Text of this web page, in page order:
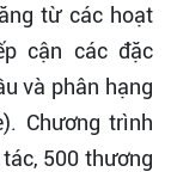
từ các hoạt
cận các đặc
và phân hạng
Chương trình
500 thương